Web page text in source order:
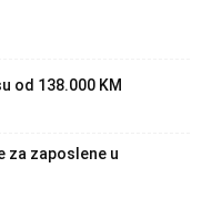
od 138.000 KM
za zaposlene u